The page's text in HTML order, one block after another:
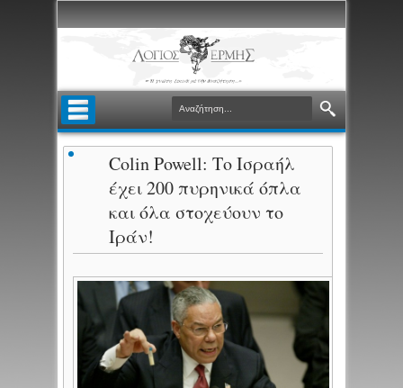
Colin Powell: Το Ισραήλ
έχει 200 πυρηνικά όπλα
και όλα στοχεύουν το
Ιράν!